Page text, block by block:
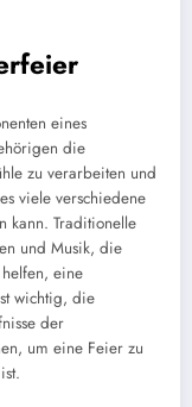
eines
die
zu verarbeiten und
viele verschiedene
kann. Traditionelle
und Musik, die
eine
wichtig, die
der
um eine Feier zu